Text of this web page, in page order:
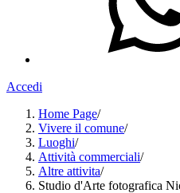
Accedi
Home Page/
Vivere il comune/
Luoghi/
Attività commerciali/
Altre attivita/
Studio d'Arte fotografica